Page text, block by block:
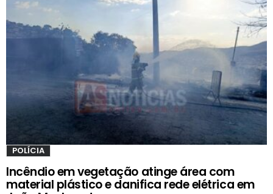
POLÍCIA
Incêndio em vegetação atinge área com
material plástico e danifica rede elétrica em